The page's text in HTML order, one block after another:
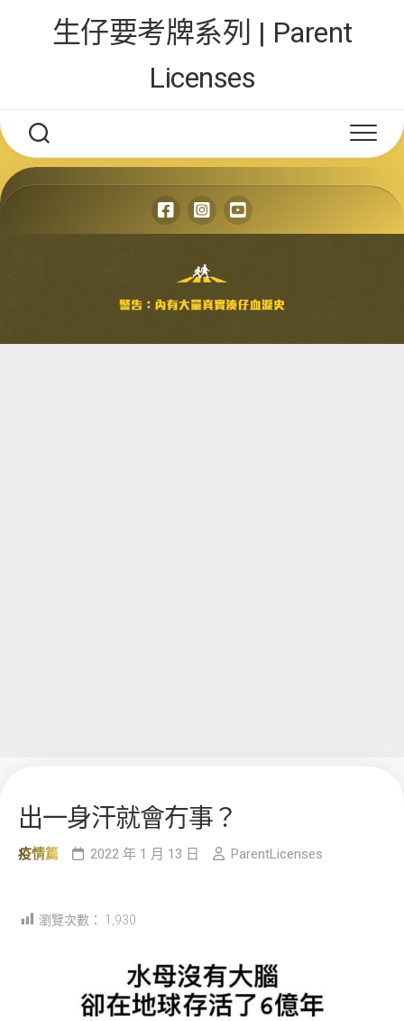
生仔要考牌系列 | Parent
Licenses
出一身汗就會冇事？
疫情篇 2022 年 1 月 13 日 ParentLicenses
瀏覽次數： 1,930